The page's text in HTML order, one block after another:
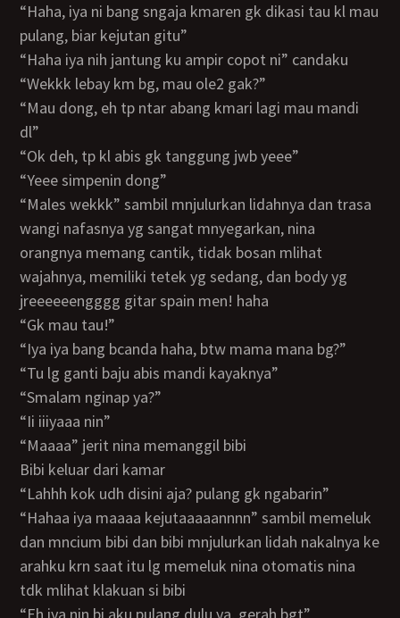
“haha, iya ni bang sngaja kmaren gk dikasi tau kl mau
pulang, biar kejutan gitu”
“haha iya nih jantung ku ampir copot ni” candaku
“wekkk lebay km bg, mau ole2 gak?”
“mau dong, eh tp ntar abang kmari lagi mau mandi
dl”
“ok deh, tp kl abis gk tanggung jwb yeee”
“yeee simpenin dong”
“males wekkk” sambil mnjulurkan lidahnya dan trasa
wangi nafasnya yg sangat mnyegarkan, nina
orangnya memang cantik, tidak bosan mlihat
wajahnya, memiliki tetek yg sedang, dan body yg
jreeeeeengggg gitar spain men! haha
“gk mau tau!”
“iya iya bang bcanda haha, btw mama mana bg?”
“tu lg ganti baju abis mandi kayaknya”
“smalam nginap ya?”
“ii iiiyaaa nin”
“maaaa” jerit nina memanggil bibi
bibi keluar dari kamar
“lahhh kok udh disini aja? pulang gk ngabarin”
“hahaa iya maaaa kejutaaaaannnn” sambil memeluk
dan mncium bibi dan bibi mnjulurkan lidah nakalnya ke
arahku krn saat itu lg memeluk nina otomatis nina
tdk mlihat klakuan si bibi